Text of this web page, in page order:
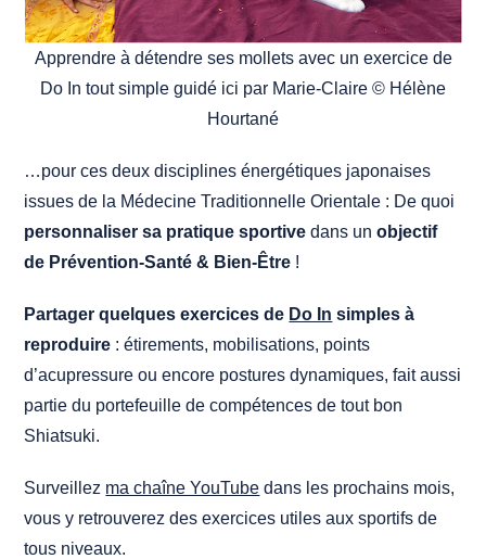
Apprendre à détendre ses mollets avec un exercice de
Do In tout simple guidé ici par Marie-Claire © Hélène
Hourtané
…pour ces deux disciplines énergétiques japonaises
issues de la Médecine Traditionnelle Orientale : De quoi
personnaliser sa pratique sportive dans unobjectif
de Prévention-Santé & Bien-Être !
Partager quelques exercices de Do In simples à
reproduire : étirements, mobilisations, points
d’acupressure ou encore postures dynamiques, fait aussi
partie du portefeuille de compétences de tout bon
Shiatsuki.
Surveillez ma chaîne YouTube dans les prochains mois,
vous y retrouverez des exercices utiles aux sportifs de
tous niveaux.